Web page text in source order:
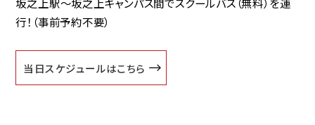
行！（事前予約不要）
当日スケジュールはこちら